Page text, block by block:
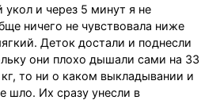
и через 5 минут я не
ничего не чувствовала ниже
Деток достали и поднесли
они плохо дышали сами на 33
то ни о каком выкладывании и
шло. Их сразу унесли в